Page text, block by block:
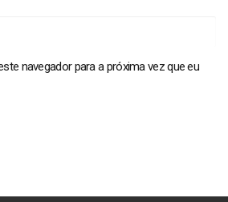
navegador para a próxima vez que eu